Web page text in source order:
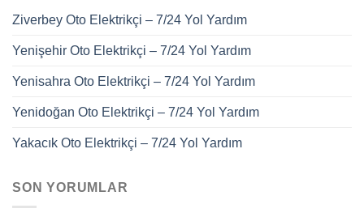
Ziverbey Oto Elektrikçi – 7/24 Yol Yardım
Yenişehir Oto Elektrikçi – 7/24 Yol Yardım
Yenisahra Oto Elektrikçi – 7/24 Yol Yardım
Yenidoğan Oto Elektrikçi – 7/24 Yol Yardım
Yakacık Oto Elektrikçi – 7/24 Yol Yardım
SON YORUMLAR